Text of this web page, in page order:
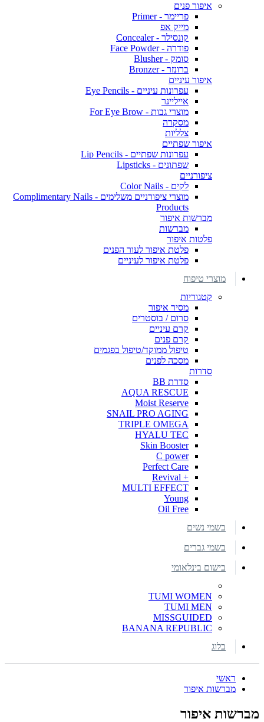
איפור פנים
פריימר - Primer
מייק אפ
קונסילר - Concealer
פודרה - Face Powder
סומק - Blusher
ברונזר - Bronzer
איפור עיניים
עפרונות עיניים - Eye Pencils
אייליינר
מוצרי גבות - For Eye Brow
מסקרה
צלליות
איפור שפתיים
עפרונות שפתיים - Lip Pencils
שפתונים - Lipsticks
ציפורניים
לקים - Color Nails
מוצרי ציפורניים משלימים - Complimentary Nails
Products
מברשות איפור
מברשות
פלטות איפור
פלטת איפור לעור הפנים
פלטת איפור לעיניים
מוצרי טיפוח
קטגוריות
מסיר איפור
סרום / בוסטרים
קרם עיניים
קרם פנים
טיפול ממוקד/טיפול בפגמים
מסכה לפנים
סדרות
סדרת BB
AQUA RESCUE
Moist Reserve
SNAIL PRO AGING
TRIPLE OMEGA
HYALU TEC
Skin Booster
C power
Perfect Care
+ Revival
MULTI EFFECT
Young
Oil Free
בשמי נשים
בשמי גברים
בישום בינלאומי
TUMI WOMEN
TUMI MEN
MISSGUIDED
BANANA REPUBLIC
בלוג
ראשי
מברשות איפור
מברשות איפור